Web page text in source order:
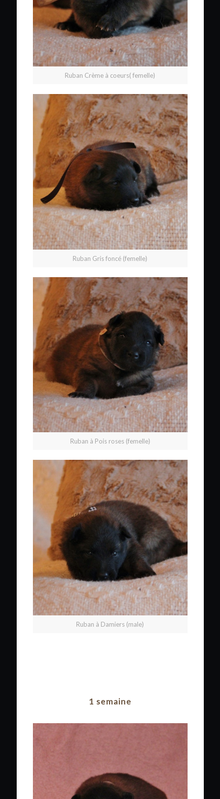
Ruban Crème à coeurs( femelle)
Ruban Gris foncé (femelle)
Ruban à Pois roses (femelle)
Ruban à Damiers (male)
1 semaine